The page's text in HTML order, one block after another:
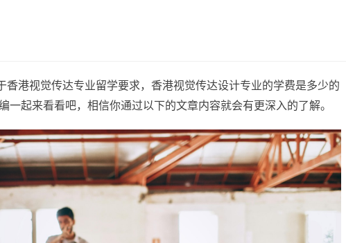
香港视觉传达专业留学要求，香港视觉传达设计专业的学费是多少的
一起来看看吧，相信你通过以下的文章内容就会有更深入的了解。